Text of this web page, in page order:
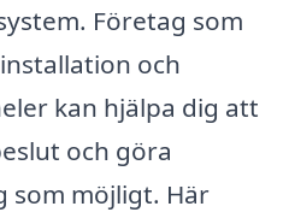
Företag som
och
kan hjälpa dig att
och göra
som möjligt. Här